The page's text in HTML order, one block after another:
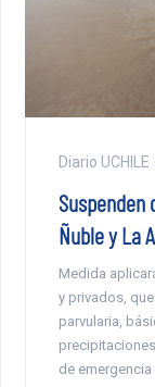
Diario UCHILE
Suspenden
Ñuble y La
Medida
y privados,
parvularia,
de